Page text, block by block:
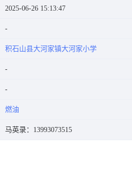
2025-06-26 15:13:47
积石山县大河家镇大河家小学
燃油
马英录：13993073515